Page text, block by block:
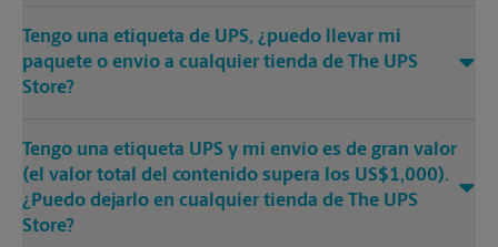
Tengo una etiqueta de UPS, ¿puedo llevar mi
paquete o envío a cualquier tienda de The UPS
Store?
Tengo una etiqueta UPS y mi envío es de gran valor
(el valor total del contenido supera los US$1,000).
¿Puedo dejarlo en cualquier tienda de The UPS
Store?